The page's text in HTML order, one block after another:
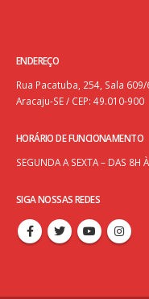
ENDEREÇO
Rua Pacatuba, 254, Sala
Aracaju-SE / CEP: 49.010-900
HORÁRIO DE FUNCIONAMENTO
SEGUNDA A SEXTA – DAS 8H
SIGA NOSSAS REDES